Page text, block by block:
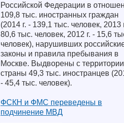
Российской Федерации в
109,8 тыс. иностранных граждан
(2014 г. - 139,1 тыс. человек, 2013
80,6 тыс. человек, 2012 г. - 15,6
человек), нарушивших
законы и правила пребывания в
Москве. Выдворены с территории
страны 49,3 тыс. иностранцев
- 45,4 тыс. человек).
ФСКН и ФМС переведены в
подчинение МВД